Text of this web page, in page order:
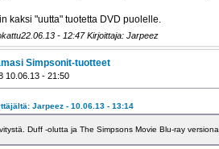
kaksi "uutta" tuotetta DVD puolelle.
- 12:47 Kirjoittaja: Jarpeez
Simpsonit-tuotteet
10.06.13 - 21:50
Jarpeez - 10.06.13 - 13:14
Duff -olutta ja The Simpsons Movie Blu-ray versiona.